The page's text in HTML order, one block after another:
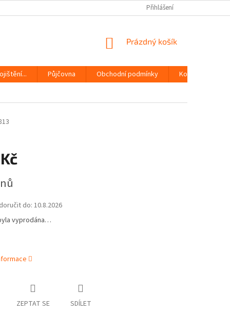
Přihlášení
NÁKUPNÍ
Prázdný košík
Půjčovna Obchodní podmínky
Kontakty
do: 10.8.2026
vyprodána…
ZEPTAT SE SDÍLET